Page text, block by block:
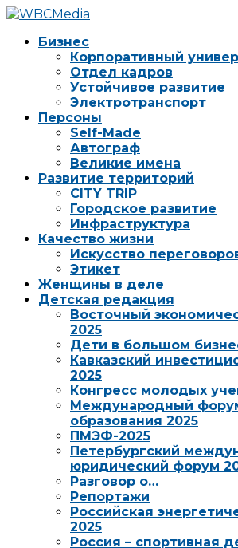
Бизнес
Корпоративный
Отдел кадров
Устойчивое развитие
Электротранспорт
Персоны
Self-Made
Автограф
Великие имена
Развитие территорий
CITY TRIP
Городское развитие
Инфраструктура
Качество жизни
Искусство
Этикет
Женщины в деле
Детская редакция
Восточный
2025
Дети в большом
Кавказский
2025
Конгресс молодых
Международный
образования 2025
ПМЭФ-2025
Петербургский
юридический форум
Разговор о…
Репортажи
Российская
2025
Россия – спортивная